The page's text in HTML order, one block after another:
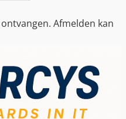
Afmelden kan